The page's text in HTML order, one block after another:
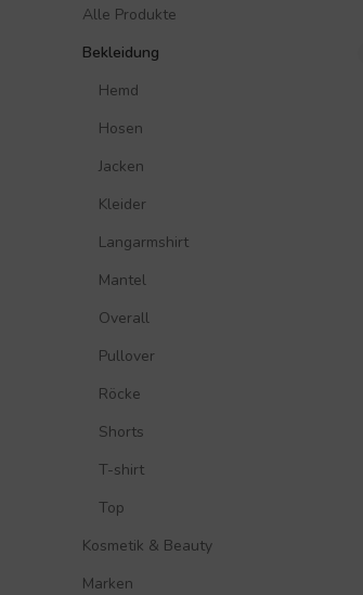
Alle Produkte
Bekleidung
Hemd
Hosen
Jacken
Kleider
Langarmshirt
Mantel
Overall
Pullover
Röcke
Shorts
T-shirt
Top
Kosmetik & Beauty
Marken